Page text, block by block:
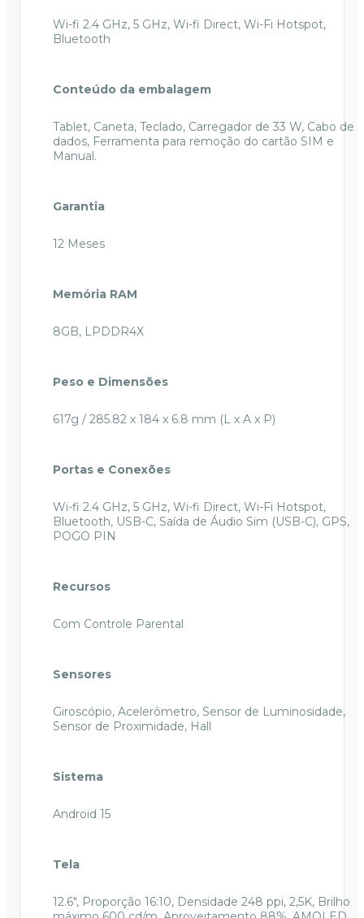
Wi-fi 2.4 GHz, 5 GHz, Wi-fi Direct, Wi-Fi Hotspot,
Bluetooth
Conteúdo da embalagem
Tablet, Caneta, Teclado, Carregador de 33 W, Cabo de
dados, Ferramenta para remoção do cartão SIM e
Manual.
Garantia
12 Meses
Memória RAM
8GB, LPDDR4X
Peso e Dimensões
617g / 285.82 x 184 x 6.8 mm (L x A x P)
Portas e Conexões
Wi-fi 2.4 GHz, 5 GHz, Wi-fi Direct, Wi-Fi Hotspot,
Bluetooth, USB-C, Saída de Áudio Sim (USB-C), GPS,
POGO PIN
Recursos
Com Controle Parental
Sensores
Giroscópio, Acelerômetro, Sensor de Luminosidade,
Sensor de Proximidade, Hall
Sistema
Android 15
Tela
12.6", Proporção 16:10, Densidade 248 ppi, 2,5K, Brilho